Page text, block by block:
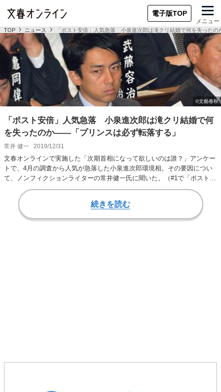
電子版TOP
メニュー
TOP ニュース 「ポスト安倍」人気急落 小泉進次郎は滝クリ結婚で何を失った
「ポスト安倍」人気急落 小泉進次郎は滝クリ結婚で何
を失ったのか――「プリンスは必ず転落する」
常井 健一 2019/12/31
文春オンラインで実施した「次期首相になって欲しいのは誰？」アンケー
トで、4月の調査から人気が急落した小泉進次郎環境相。その要因につい
て、ノンフィクションライターの常井健一氏に聞いた。（#1で「ポスト安
倍」アンケート…
続きを読む